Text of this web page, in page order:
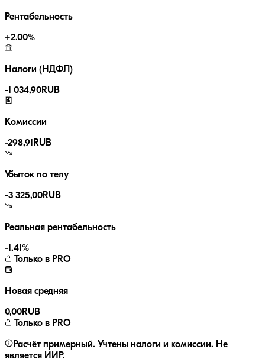
Рентабельность
+2.00%
Налоги (НДФЛ)
-1 034,90RUB
Комиссии
-298,91 RUB
Убыток по телу
-3 325,00RUB
Реальная рентабельность
-1.41%
Только в PRO
Новая средняя
0,00RUB
Только в PRO
Расчёт примерный. Учтены налоги и комиссии. Не
является ИИР.